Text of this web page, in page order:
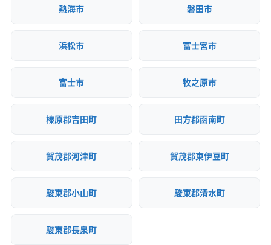
度をうまく活用し、計画的に準備を
の鍵です。
熱海市 磐田市
浜松市 富士宮市
富士市 牧之原市
榛原郡吉田町 田方郡函南町
賀茂郡河津町 賀茂郡東伊豆町
駿東郡小山町 駿東郡清水町
駿東郡長泉町